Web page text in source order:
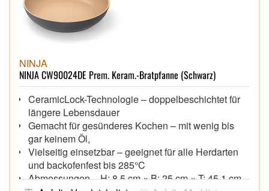
NINJA
NINJA CW90024DE Prem. Keram.-Bratpfanne (Schwarz)
CeramicLock-Technologie – doppelbeschichtet für
längere Lebensdauer
Gemacht für gesünderes Kochen – mit wenig bis
gar keinem Öl,
Vielseitig einsetzbar – geeignet für alle Herdarten
und backofenfest bis 285°C
Abmessungen – H: 8,5 cm × B: 25 cm × T: 45,1 cm,